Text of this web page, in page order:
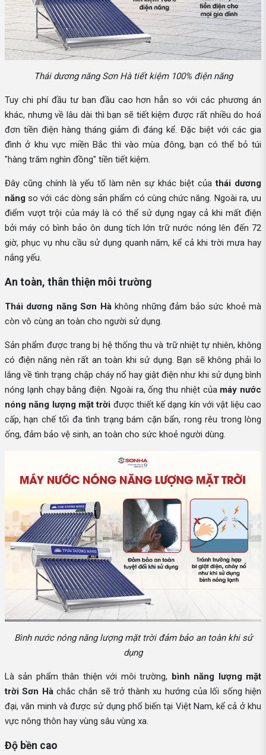
Thái dương năng Sơn Hà tiết kiệm 100% điện năng
Tuy chi phí đầu tư ban đầu cao hơn hẳn so với các phương án
khác, nhưng về lâu dài thì bạn sẽ tiết kiệm được rất nhiều do hoá
đơn tiền điện hàng tháng giảm đi đáng kể. Đặc biệt với các gia
đình ở khu vực miền Bắc thì vào mùa đông, bạn có thể bỏ túi
"hàng trăm nghìn đồng" tiền tiết kiệm.
Đây cũng chính là yếu tố làm nên sự khác biệt củathái dương
năng so với các dòng sản phẩm có cùng chức năng. Ngoài ra, ưu
điểm vượt trội của máy là có thể sử dụng ngay cả khi mất điện
bởi máy có bình bảo ôn dung tích lớn trữ nước nóng lên đến 72
giờ, phục vụ nhu cầu sử dụng quanh năm, kể cả khi trời mưa hay
nắng yếu.
An toàn, thân thiện môi trường
Thái dương năng Sơn Hàkhông những đảm bảo sức khoẻ mà
còn vô cùng an toàn cho người sử dụng.
Sản phẩm được trang bị hệ thống thu và trữ nhiệt tự nhiên, không
có điện năng nên rất an toàn khi sử dụng. Bạn sẽ không phải lo
lắng về tình trạng chập cháy nổ hay giật điện như khi sử dụng bình
nóng lạnh chạy bằng điện. Ngoài ra, ống thu nhiệt của máy nước
nóng năng lượng mặt trời được thiết kế dạng kín với vật liệu cao
cấp, hạn chế tối đa tình trạng bám cặn bẩn, rong rêu trong lòng
ống, đảm bảo vệ sinh, an toàn cho sức khoẻ người dùng.
Bình nước nóng năng lượng mặt trời đảm bảo an toàn khi sử
dụng
Là sản phẩm thân thiện với môi trường,
bình năng lượng mặt
trời Sơn Hàchắc chắn sẽ trở thành xu hướng của lối sống hiện
đại, văn minh và được sử dụng phổ biến tại Việt Nam, kể cả ở khu
vực nông thôn hay vùng sâu vùng xa.
Độ bền cao